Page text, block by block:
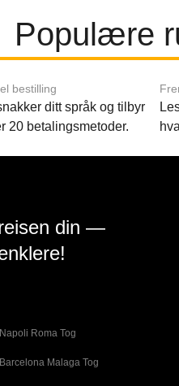
Populære
bestilling
ditt språk og tilbyr
20 betalingsmetoder.
din —
Napoli Roma Tog
Barcelona Malaga Tog